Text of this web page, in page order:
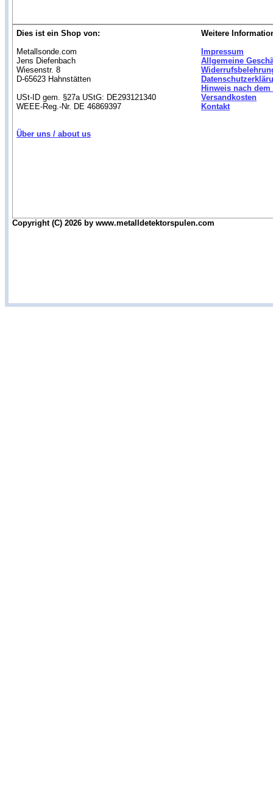
Dies ist ein Shop von:
Metallsonde.com
Jens Diefenbach
Wiesenstr. 8
D-65623 Hahnstätten
USt-ID gem. §27a UStG: DE293121340
WEEE-Reg.-Nr. DE 46869397
Über uns / about us
Weitere
Impressum
Allgemeine
Hinweis nach
Versandkosten
Kontakt
Copyright (C) 2026 by www.metalldetektorspulen.com